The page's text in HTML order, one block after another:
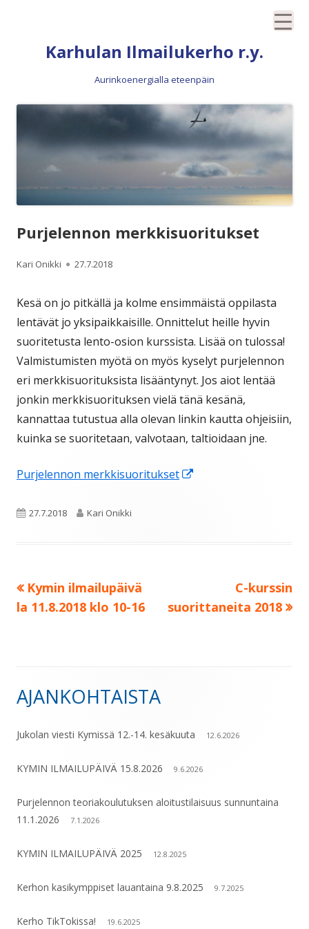
Karhulan Ilmailukerho r.y.
Aurinkoenergialla eteenpäin
Purjelennon merkkisuoritukset
Kirjoittaja
Kari Onikki Julkaistu
27.7.2018
Kesä on jo pitkällä ja kolme ensimmäistä oppilasta
lentävät jo yksipaikkaisille. Onnittelut heille hyvin
suoritetusta lento-osion kurssista. Lisää on tulossa!
Valmistumisten myötä on myös kyselyt purjelennon
eri merkkisuorituksista lisääntynyt. Jos aiot lentää
jonkin merkkisuorituksen vielä tänä kesänä,
kannattaa tutustua alla olevan linkin kautta ohjeisiin,
kuinka se suoritetaan, valvotaan, taltioidaan jne.
Purjelennon merkkisuoritukset
Julkaistu
27.7.2018 Kirjoittaja
Kari Onikki
Artikkelien
Edellinen:
Kymin ilmailupäivä
la 11.8.2018 klo 10-16
Seuraava:
C-kurssin
suorittaneita 2018
Sivupalkki
AJANKOHTAISTA
Jukolan viesti Kymissä 12.-14. kesäkuuta 12.6.2026
KYMIN ILMAILUPÄIVÄ 15.8.2026 9.6.2026
Purjelennon teoriakoulutuksen aloitustilaisuus sunnuntaina
11.1.2026
7.1.2026
KYMIN ILMAILUPÄIVÄ 2025 12.8.2025
Kerhon kasikymppiset lauantaina 9.8.2025 9.7.2025
Kerho TikTokissa! 19.6.2025